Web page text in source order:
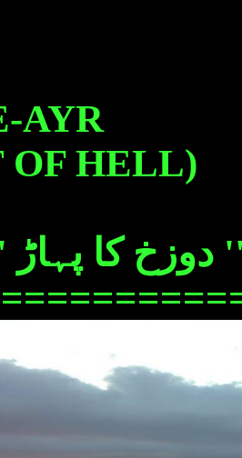
AYR
OF HELL)
جبل عیر ''